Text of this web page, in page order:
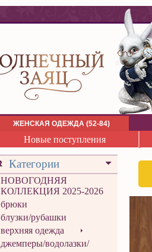
ЖЕНСКАЯ ОДЕЖДА (52-84)
Новые поступления
Категории
НОВОГОДНЯЯ
КОЛЛЕКЦИЯ 2025-2026
брюки
блузки/рубашки
верхняя одежда
джемперы/водолазки/